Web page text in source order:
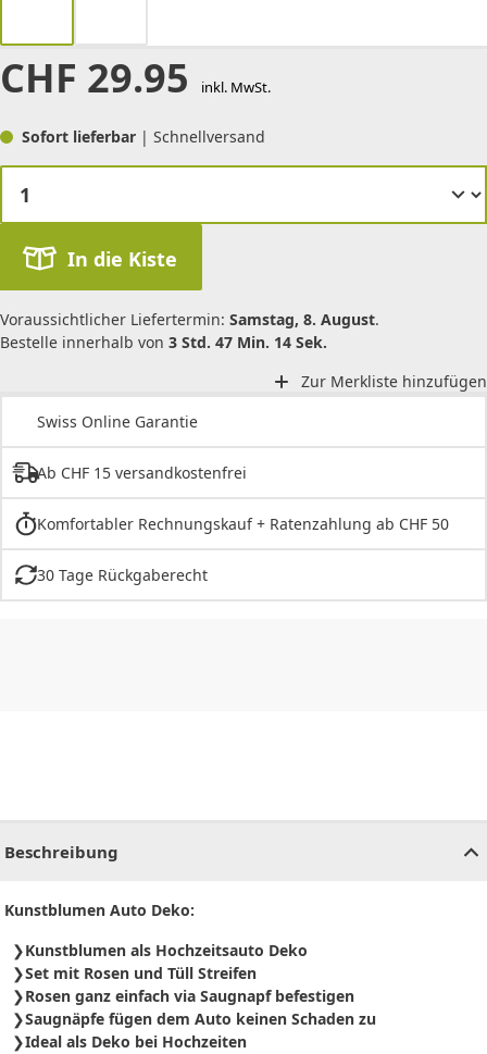
CHF 29.95 inkl. MwSt.
Sofort lieferbar | Schnellversand
In die Kiste
Voraussichtlicher Liefertermin: Samstag, 8. August.
Bestelle innerhalb von 3 Std. 47 Min. 14 Sek.
Zur Merkliste hinzufügen
Swiss Online Garantie
Ab CHF 15 versandkostenfrei
Komfortabler Rechnungskauf + Ratenzahlung ab CHF 50
30 Tage Rückgaberecht
Beschreibung
Kunstblumen Auto Deko:
Kunstblumen als Hochzeitsauto Deko
Set mit Rosen und Tüll Streifen
Rosen ganz einfach via Saugnapf befestigen
Saugnäpfe fügen dem Auto keinen Schaden zu
Ideal als Deko bei Hochzeiten